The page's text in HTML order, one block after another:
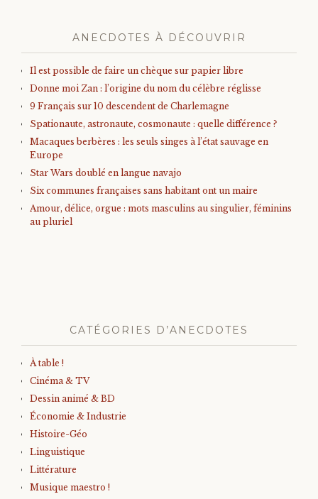
ANECDOTES À DÉCOUVRIR
Il est possible de faire un chèque sur papier libre
Donne moi Zan : l’origine du nom du célèbre réglisse
9 Français sur 10 descendent de Charlemagne
Spationaute, astronaute, cosmonaute : quelle différence ?
Macaques berbères : les seuls singes à l’état sauvage en
Europe
Star Wars doublé en langue navajo
Six communes françaises sans habitant ont un maire
Amour, délice, orgue : mots masculins au singulier, féminins
au pluriel
CATÉGORIES D’ANECDOTES
À table !
Cinéma & TV
Dessin animé & BD
Économie & Industrie
Histoire-Géo
Linguistique
Littérature
Musique maestro !